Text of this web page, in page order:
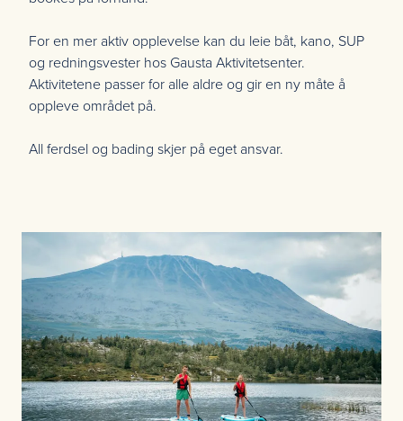
For en mer aktiv opplevelse kan du leie båt, kano, SUP
og redningsvester hos Gausta Aktivitetsenter.
Aktivitetene passer for alle aldre og gir en ny måte å
oppleve området på.
All ferdsel og bading skjer på eget ansvar.